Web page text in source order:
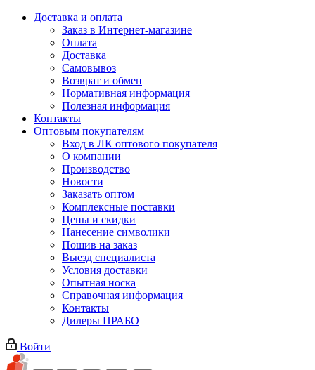
Доставка и оплата
Заказ в Интернет-магазине
Оплата
Доставка
Самовывоз
Возврат и обмен
Нормативная информация
Полезная информация
Контакты
Оптовым покупателям
Вход в ЛК оптового покупателя
О компании
Производство
Новости
Заказать оптом
Комплексные поставки
Цены и скидки
Нанесение символики
Пошив на заказ
Выезд специалиста
Условия доставки
Опытная носка
Справочная информация
Контакты
Дилеры ПРАБО
Войти